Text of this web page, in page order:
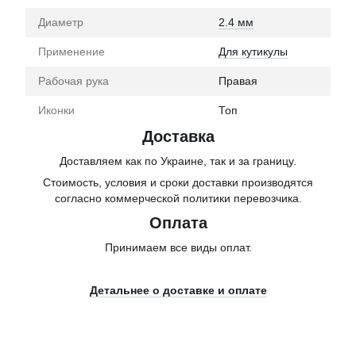
Диаметр 2.4 мм
Применение Для кутикулы
Рабочая рука Правая
Иконки Топ
Доставка
Доставляем как по Украине, так и за границу.
Стоимость, условия и сроки доставки производятся
согласно коммерческой политики перевозчика.
Оплата
Принимаем все виды оплат.
Детальнее о доставке и оплате